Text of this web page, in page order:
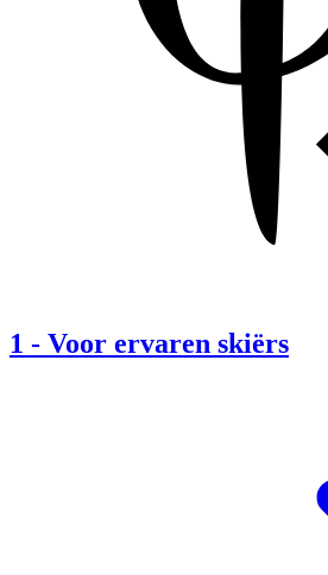
1 - Voor ervaren skiërs